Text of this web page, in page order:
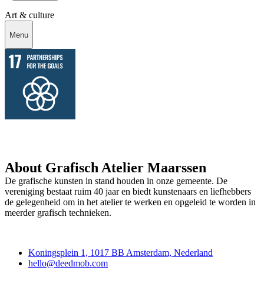
Art & culture
Menu
About Grafisch Atelier Maarssen
De grafische kunsten in stand houden in onze gemeente. De
vereniging bestaat ruim 40 jaar en biedt kunstenaars en liefhebbers
de gelegenheid om in het atelier te werken en opgeleid te worden in
meerder grafisch technieken.
Koningsplein 1, 1017 BB Amsterdam, Nederland
hello@deedmob.com